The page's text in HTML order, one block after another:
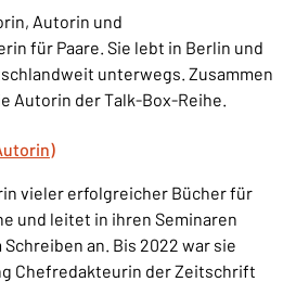
Autorin und
für Paare. Sie lebt in Berlin und
unterwegs. Zusammen
Autorin der Talk-Box-Reihe.
vieler erfolgreicher Bücher für
und leitet in ihren Seminaren
an. Bis 2022 war sie
Chefredakteurin der Zeitschrift